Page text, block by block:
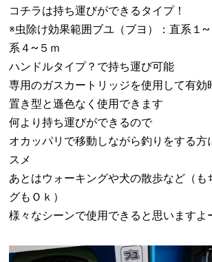
コチラは持ち運びができるタイプ！
※虫除け効果範囲ブユ（ブヨ）：直系１
系４~５ｍ
ハンドルタイプ？で持ち運び可能
専用のガスカートリッジを使用して有効
置き型と遜色なく使用できます
何より持ち運びができるので
オカッパリで移動しながら釣りをする方
スメ
あとはウォーキングや犬の散歩など（も
グもＯｋ）
様々なシーンで使用できると思いますよ